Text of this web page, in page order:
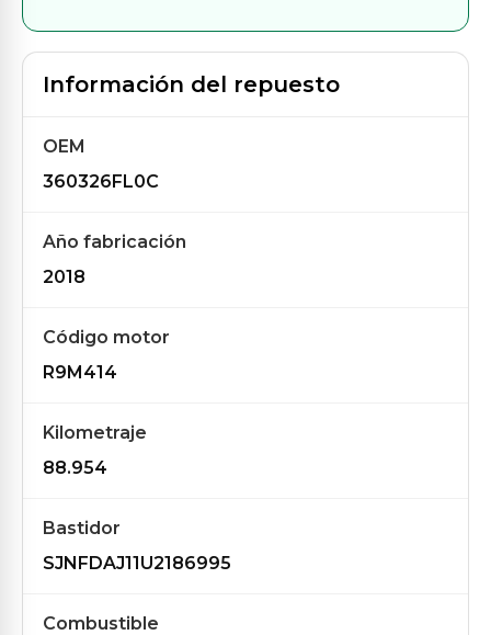
Información del repuesto
OEM
360326FL0C
Año fabricación
2018
Código motor
R9M414
Kilometraje
88.954
Bastidor
SJNFDAJ11U2186995
Combustible